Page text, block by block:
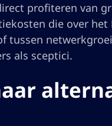
profiteren van
die over het
tussen
als sceptici.